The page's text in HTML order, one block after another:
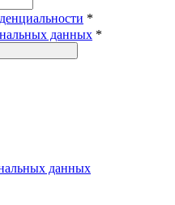
*
данных *
данных